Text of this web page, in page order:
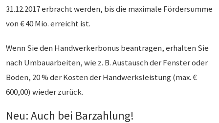
31.12.2017 erbracht werden, bis die maximale Fördersumme
von € 40 Mio. erreicht ist.
Wenn Sie den Handwerkerbonus beantragen, erhalten Sie
nach Umbauarbeiten, wie z. B. Austausch der Fenster oder
Böden, 20 % der Kosten der Handwerksleistung (max. €
600,00) wieder zurück.
Neu: Auch bei Barzahlung!